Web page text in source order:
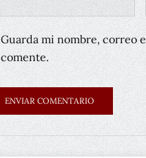
Guarda mi nombre, correo
comente.